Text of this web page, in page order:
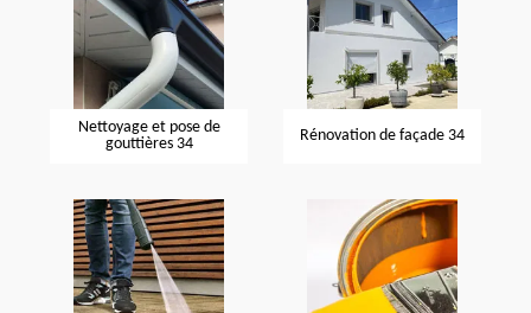
Nettoyage et pose de
gouttières 34
Rénovation de façade 34